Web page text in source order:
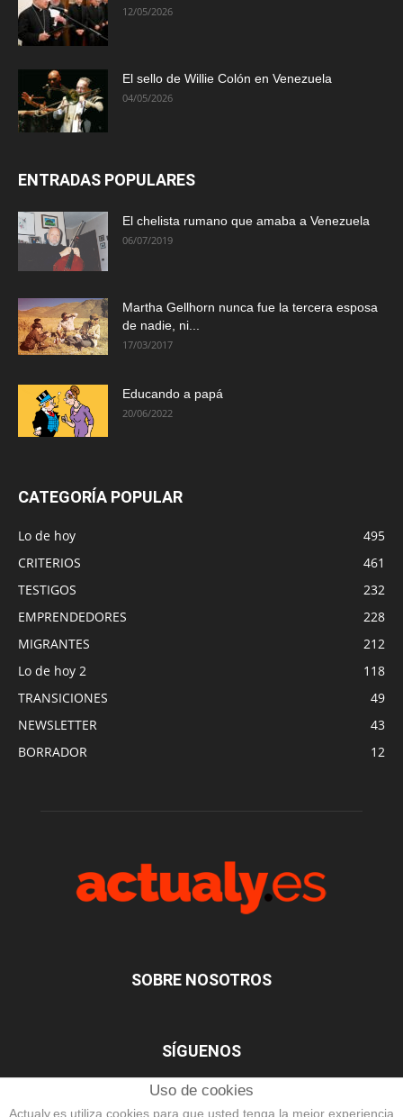
12/05/2026
El sello de Willie Colón en Venezuela
04/05/2026
ENTRADAS POPULARES
El chelista rumano que amaba a Venezuela
06/07/2019
Martha Gellhorn nunca fue la tercera esposa
de nadie, ni...
17/03/2017
Educando a papá
20/06/2022
CATEGORÍA POPULAR
Lo de hoy
495
CRITERIOS
461
TESTIGOS
232
EMPRENDEDORES
228
MIGRANTES
212
Lo de hoy 2
118
TRANSICIONES
49
NEWSLETTER
43
BORRADOR
12
SOBRE NOSOTROS
SÍGUENOS
Uso de cookies
Actualy.es utiliza cookies para que usted tenga la mejor experiencia